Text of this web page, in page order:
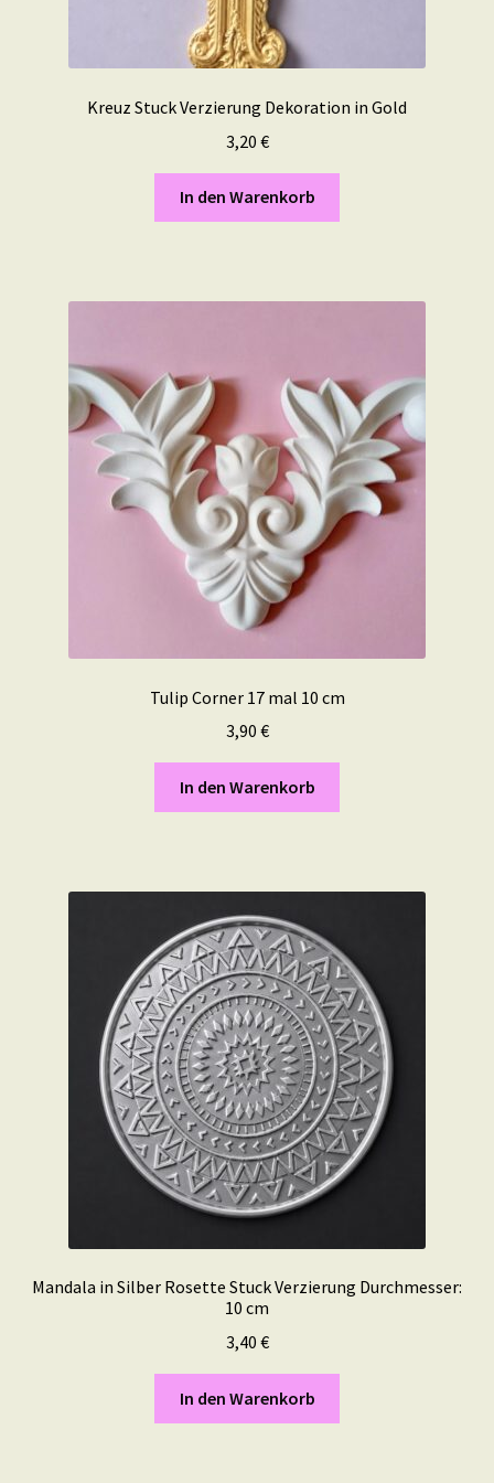
Kreuz Stuck Verzierung Dekoration in Gold
3,20 €
In den Warenkorb
Tulip Corner 17 mal 10 cm
3,90 €
In den Warenkorb
Mandala in Silber Rosette Stuck Verzierung Durchmesser:
10 cm
3,40 €
In den Warenkorb